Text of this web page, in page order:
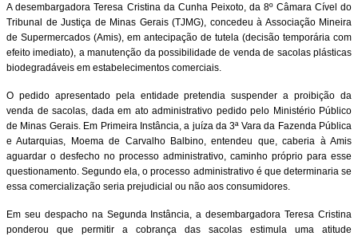
A desembargadora Teresa Cristina da Cunha Peixoto , da 8º Câmara Cível do
Tribunal de Justiça de Minas Gerais (TJMG), concedeu à Associação Mineira
de Supermercados (Amis), em antecipação de tutela (decisão temporária com
efeito imediato), a manutenção da possibilidade de venda de sacolas plásticas
biodegradáveis em estabelecimentos comerciais.
O pedido apresentado pela entidade pretendia suspender a proibição da
venda de sacolas, dada em ato administrativo pedido pelo Ministério Público
de Minas Gerais. Em Primeira Instância, a juíza da 3ª Vara da Fazenda Pública
e Autarquias, Moema de Carvalho Balbino, entendeu que, caberia à Amis
aguardar o desfecho no processo administrativo, caminho próprio para esse
questionamento. Segundo ela, o processo administrativo é que determinaria se
essa comercialização seria prejudicial ou não aos consumidores.
Em seu despacho na Segunda Instância, a desembargadora Teresa Cristina
ponderou que permitir a cobrança das sacolas estimula uma atitude